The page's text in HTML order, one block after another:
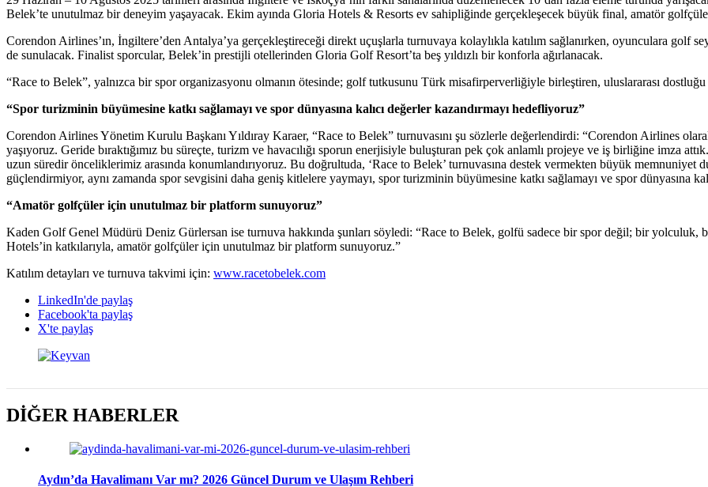
Belek’te unutulmaz bir deneyim yaşayacak. Ekim ayında Gloria Hotels & Resorts ev sahipliğinde gerçekleşecek büyük final, amatör
Corendon Airlines’ın, İngiltere’den Antalya’ya gerçekleştireceği direkt uçuşlarla turnuvaya kolaylıkla katılım sağlanırken, oyunculara golf
de sunulacak. Finalist sporcular, Belek’in prestijli otellerinden Gloria Golf Resort’ta beş yıldızlı bir konforla ağırlanacak.
“Race to Belek”, yalnızca bir spor organizasyonu olmanın ötesinde; golf tutkusunu Türk misafirperverliğiyle birleştiren, uluslararası
“Spor turizminin büyümesine katkı sağlamayı ve spor dünyasına kalıcı değerler kazandırmayı hedefliyoruz”
Corendon Airlines Yönetim Kurulu Başkanı Yıldıray Karaer, “Race to Belek” turnuvasını şu sözlerle değerlendirdi: “Corendon Airlines
yaşıyoruz. Geride bıraktığımız bu süreçte, turizm ve havacılığı sporun enerjisiyle buluşturan pek çok anlamlı projeye ve iş birliğine imza
uzun süredir önceliklerimiz arasında konumlandırıyoruz. Bu doğrultuda, ‘Race to Belek’ turnuvasına destek vermekten büyük
güçlendirmiyor, aynı zamanda spor sevgisini daha geniş kitlelere yaymayı, spor turizminin büyümesine katkı sağlamayı ve spor dünyasına
“Amatör golfçüler için unutulmaz bir platform sunuyoruz”
Kaden Golf Genel Müdürü Deniz Gürlersan ise turnuva hakkında şunları söyledi: “Race to Belek, golfü sadece bir spor değil; bir
Hotels’in katkılarıyla, amatör golfçüler için unutulmaz bir platform sunuyoruz.”
Katılım detayları ve turnuva takvimi için: www.racetobelek.com
LinkedIn'de paylaş
Facebook'ta paylaş
X'te paylaş
DİĞER HABERLER
Aydın’da Havalimanı Var mı? 2026 Güncel Durum ve Ulaşım Rehberi